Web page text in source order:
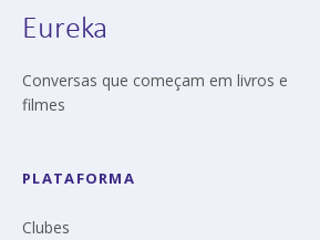
Eureka
Conversas que começam em livros e
filmes
PLATAFORMA
Clubes